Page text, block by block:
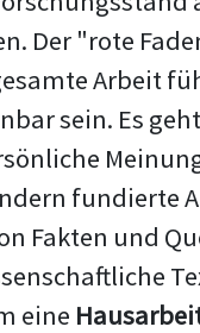
Der "rote
Arbeit
sein. Es
fundierte
Fakten und
eine